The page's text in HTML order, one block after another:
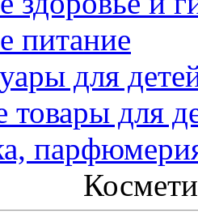
питание
для
товары для